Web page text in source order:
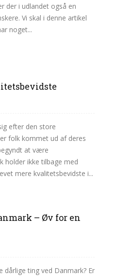
der i udlandet også en
Vi skal i denne artikel
noget...
efter den store
folk kommet ud af deres
at være
holder ikke tilbage med
mere kvalitetsbevidste i...
– Øv for en
dårlige ting ved Danmark? Er